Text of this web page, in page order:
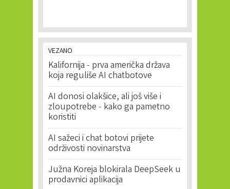
VEZANO
Kalifornija - prva američka država
koja reguliše AI chatbotove
AI donosi olakšice, ali još više i
zloupotrebe - kako ga pametno
koristiti
AI sažeci i chat botovi prijete
održivosti novinarstva
Južna Koreja blokirala DeepSeek u
prodavnici aplikacija